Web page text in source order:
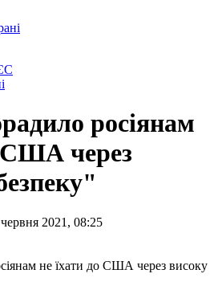
росіянам
США через
2021, 08:25